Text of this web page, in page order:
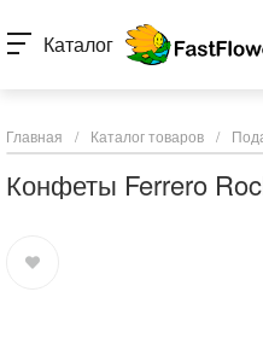
Каталог
Главная / Каталог товаров /
Конфеты Ferrero